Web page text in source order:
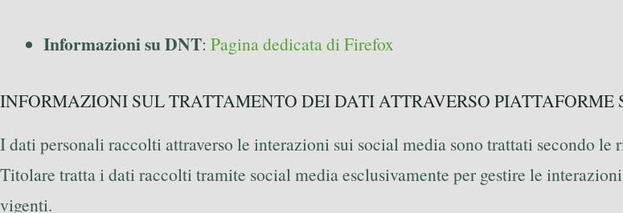
Informazioni su DNT: Pagina dedicata di Firefox
INFORMAZIONI SUL TRATTAMENTO DEI DATI ATTRAVERSO PIATTAFORME
I dati personali raccolti attraverso le interazioni sui social media sono trattati secondo
Titolare tratta i dati raccolti tramite social media esclusivamente per gestire le
vigenti.